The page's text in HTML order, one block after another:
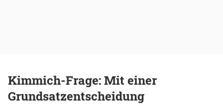
Kimmich-Frage: Mit einer
Grundsatzentscheidung